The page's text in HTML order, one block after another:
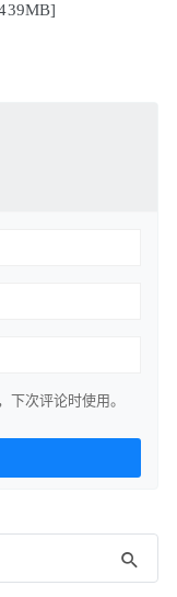
下次评论时使用。